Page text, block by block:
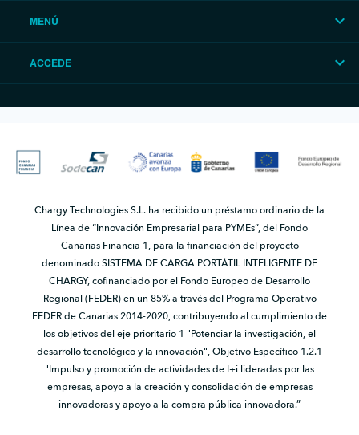
MENÚ
ACCEDE
Chargy Technologies S.L. ha recibido un préstamo ordinario de la
Línea de “Innovación Empresarial para PYMEs”, del Fondo
Canarias Financia 1, para la financiación del proyecto
denominado SISTEMA DE CARGA PORTÁTIL INTELIGENTE DE
CHARGY, cofinanciado por el Fondo Europeo de Desarrollo
Regional (FEDER) en un 85% a través del Programa Operativo
FEDER de Canarias 2014-2020, contribuyendo al cumplimiento de
los objetivos del eje prioritario 1 "Potenciar la investigación, el
desarrollo tecnológico y la innovación", Objetivo Específico 1.2.1
"Impulso y promoción de actividades de I+i lideradas por las
empresas, apoyo a la creación y consolidación de empresas
innovadoras y apoyo a la compra pública innovadora.”